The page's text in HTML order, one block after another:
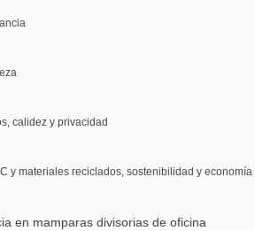
calidez y privacidad
y materiales reciclados, sostenibilidad y economía
en mamparas divisorias de oficina